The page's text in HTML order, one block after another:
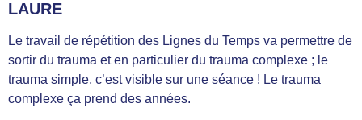
LAURE
Le travail de répétition des Lignes du Temps va permettre de
sortir du trauma et en particulier du trauma complexe ; le
trauma simple, c’est visible sur une séance ! Le trauma
complexe ça prend des années.